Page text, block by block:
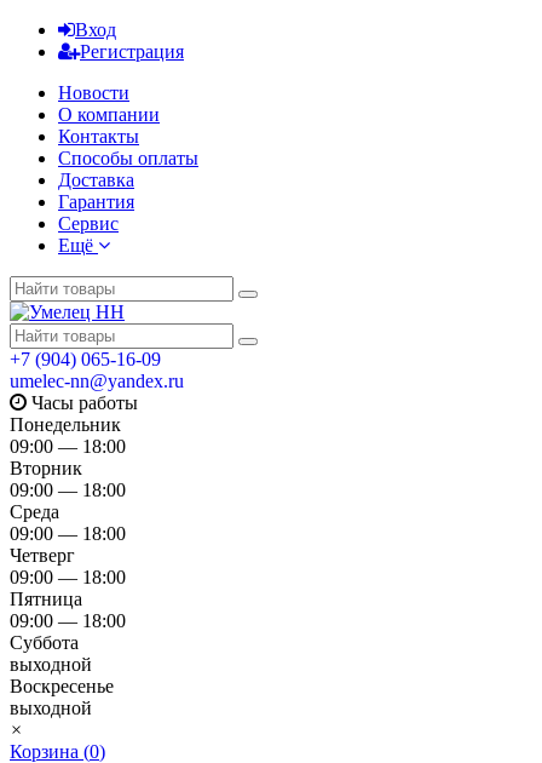
Вход
Регистрация
Новости
О компании
Контакты
Способы оплаты
Доставка
Гарантия
Сервис
Ещё
+7 (904) 065-16-09
umelec-nn@yandex.ru
Часы работы
Понедельник
09:00 — 18:00
Вторник
09:00 — 18:00
Среда
09:00 — 18:00
Четверг
09:00 — 18:00
Пятница
09:00 — 18:00
Суббота
выходной
Воскресенье
выходной
×
Корзина (0)